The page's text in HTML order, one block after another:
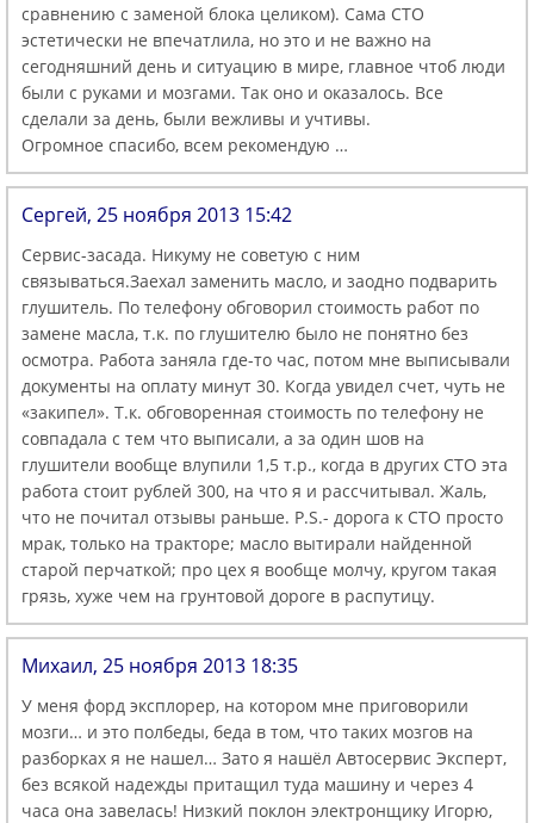
сравнению с заменой блока целиком). Сама СТО
эстетически не впечатлила, но это и не важно на
сегодняшний день и ситуацию в мире, главное чтоб люди
были с руками и мозгами. Так оно и оказалось. Все
сделали за день, были вежливы и учтивы.
Огромное спасибо, всем рекомендую …
Сергей, 25 ноября 2013 15:42
Сервис-засада. Никуму не советую с ним
связываться.Заехал заменить масло, и заодно подварить
глушитель. По телефону обговорил стоимость работ по
замене масла, т.к. по глушителю было не понятно без
осмотра. Работа заняла где-то час, потом мне выписывали
документы на оплату минут 30. Когда увидел счет, чуть не
«закипел». Т.к. обговоренная стоимость по телефону не
совпадала с тем что выписали, а за один шов на
глушители вообще влупили 1,5 т.р., когда в других СТО эта
работа стоит рублей 300, на что я и рассчитывал. Жаль,
что не почитал отзывы раньше. P.S.- дорога к СТО просто
мрак, только на тракторе; масло вытирали найденной
старой перчаткой; про цех я вообще молчу, кругом такая
грязь, хуже чем на грунтовой дороге в распутицу.
Михаил, 25 ноября 2013 18:35
У меня форд эксплорер, на котором мне приговорили
мозги… и это полбеды, беда в том, что таких мозгов на
разборках я не нашел… Зато я нашёл Автосервис Эксперт,
без всякой надежды притащил туда машину и через 4
часа она завелась! Низкий поклон электронщику Игорю,